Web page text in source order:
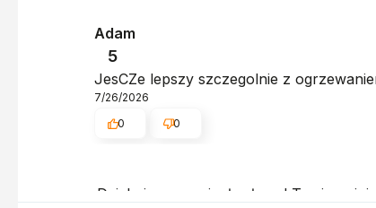
Dziękujemy za ciepłe słowa! Twoja
Adam
5
JesCZe lepszy szczegolnie z
7/26/2026
0
0